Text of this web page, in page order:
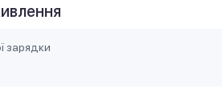
зарядки